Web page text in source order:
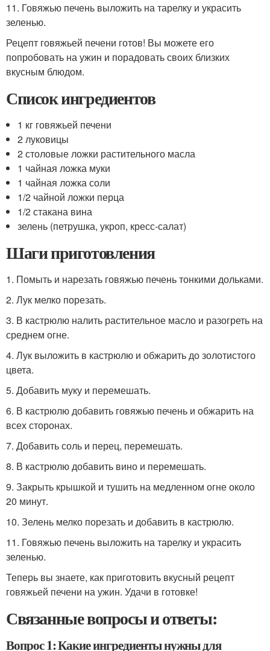
11. Говяжью печень выложить на тарелку и украсить
зеленью.
Рецепт говяжьей печени готов! Вы можете его
попробовать на ужин и порадовать своих близких
вкусным блюдом.
Список ингредиентов
1 кг говяжьей печени
2 луковицы
2 столовые ложки растительного масла
1 чайная ложка муки
1 чайная ложка соли
1/2 чайной ложки перца
1/2 стакана вина
зелень (петрушка, укроп, кресс-салат)
Шаги приготовления
1. Помыть и нарезать говяжью печень тонкими дольками.
2. Лук мелко порезать.
3. В кастрюлю налить растительное масло и разогреть на
среднем огне.
4. Лук выложить в кастрюлю и обжарить до золотистого
цвета.
5. Добавить муку и перемешать.
6. В кастрюлю добавить говяжью печень и обжарить на
всех сторонах.
7. Добавить соль и перец, перемешать.
8. В кастрюлю добавить вино и перемешать.
9. Закрыть крышкой и тушить на медленном огне около
20 минут.
10. Зелень мелко порезать и добавить в кастрюлю.
11. Говяжью печень выложить на тарелку и украсить
зеленью.
Теперь вы знаете, как приготовить вкусный рецепт
говяжьей печени на ужин. Удачи в готовке!
Связанные вопросы и ответы:
Вопрос 1: Какие ингредиенты нужны для